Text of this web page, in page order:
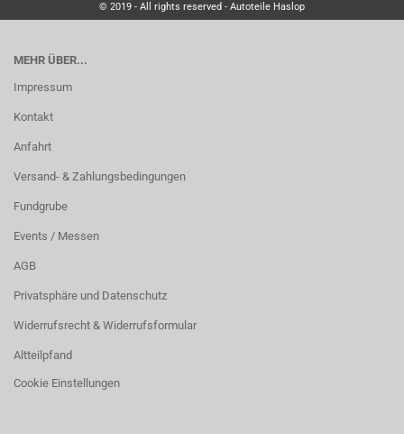
© 2019 - All rights reserved - Autoteile Haslop
MEHR ÜBER...
Impressum
Kontakt
Anfahrt
Versand- & Zahlungsbedingungen
Fundgrube
Events / Messen
AGB
Privatsphäre und Datenschutz
Widerrufsrecht & Widerrufsformular
Altteilpfand
Cookie Einstellungen